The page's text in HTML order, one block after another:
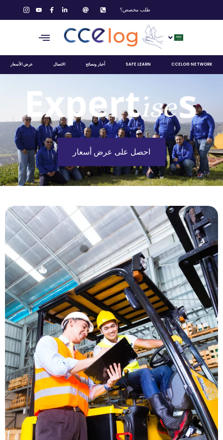
طلب مخصص؟
CCELOG NETWORK
SAFE LEARN أخبار ونصائح الاتصال عرض الأسعار
احصل على عرض أسعار